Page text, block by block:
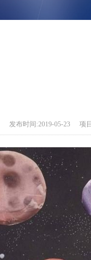
发布时间:2019-05-23 项